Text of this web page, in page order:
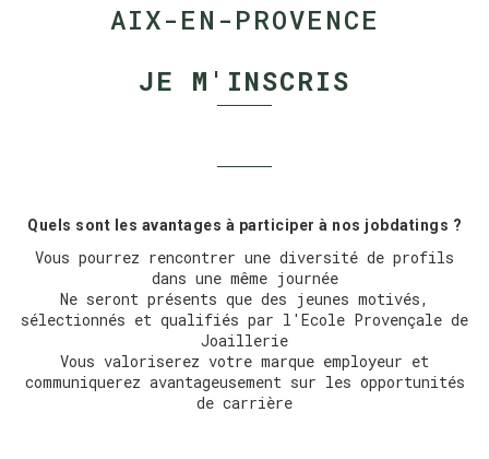
AIX-EN-PROVENCE
JE M'INSCRIS
Quels sont les avantages à participer à nos jobdatings ?
Vous pourrez rencontrer une diversité de profils
dans une même journée
Ne seront présents que des jeunes motivés,
sélectionnés et qualifiés par l'Ecole Provençale de
Joaillerie
Vous valoriserez votre marque employeur et
communiquerez avantageusement sur les opportunités
de carrière